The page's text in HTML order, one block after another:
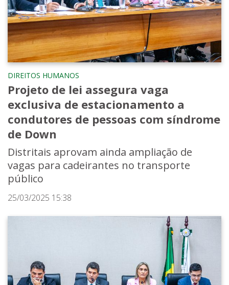
DIREITOS HUMANOS
Projeto de lei assegura vaga
exclusiva de estacionamento a
condutores de pessoas com síndrome
de Down
Distritais aprovam ainda ampliação de
vagas para cadeirantes no transporte
público
25/03/2025 15:38